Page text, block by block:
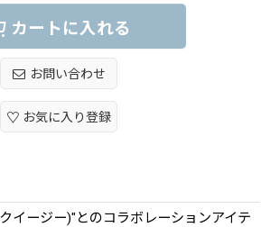
カートに入れる
お問い合わせ
お気に入り登録
イージー)"とのコラボレーションアイテ